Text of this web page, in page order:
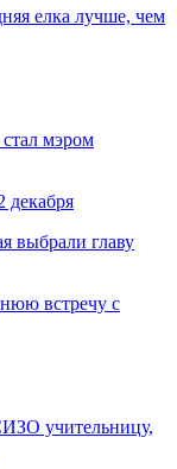
елка лучше, чем
стал мэром
декабря
выбрали главу
встречу с
учительницу,